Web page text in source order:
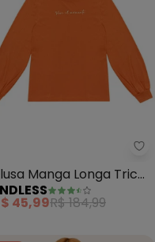
Cativa -
Manga Longa Tricot
(Laranja)
45,99R$ 184,99